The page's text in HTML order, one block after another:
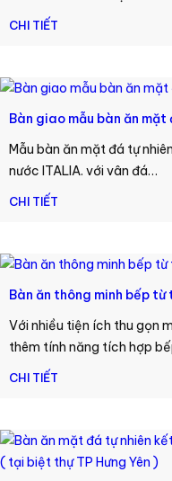
CHI TIẾT
Bàn giao mẫu bàn ăn
Mẫu bàn ăn mặt đá tự
nước ITALIA. với vân đá…
CHI TIẾT
Bàn ăn thông minh bếp từ
Với nhiều tiện ích thu gọn
thêm tính năng tích hợp
CHI TIẾT